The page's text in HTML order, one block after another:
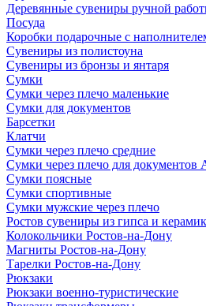
Деревянные сувениры ручной
Посуда
Коробки подарочные с
Сувениры из полистоуна
Сувениры из бронзы и янтаря
Сумки
Сумки через плечо маленькие
Сумки для документов
Барсетки
Клатчи
Сумки через плечо средние
Сумки через плечо для документов
Сумки поясные
Сумки спортивные
Сумки мужские через плечо
Ростов сувениры из гипса и
Колокольчики Ростов-на-Дону
Магниты Ростов-на-Дону
Тарелки Ростов-на-Дону
Рюкзаки
Рюкзаки военно-туристические